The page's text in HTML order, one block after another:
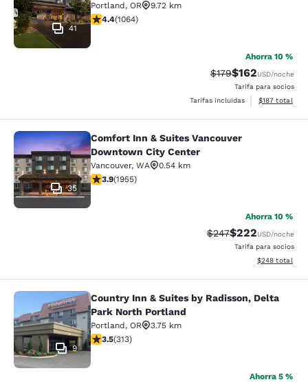
41
Portland, OR
9.72 km
calificación de 4.38 estrellas. Excelente. 1064 reseñas
4.4(1064)
Ahorra 10 %
Precio tachado:
$179Precio con
$162USD/noche
Tarifa para socios
Tarifas incluidas
Ver detalles
$187 total
Comfort Inn & Suites Vancouver
35
Comfort Inn & Suites Vancouver
Downtown City Center
Vancouver, WA
0.54 km
calificación de 3.88 estrellas. Bueno. 1955 reseñas
3.9(1955)
Ahorra 10 %
Precio tachado:
$247Precio con
$222USD/noche
Tarifa para socios
Ver detalles
$248 total
Country Inn & Suites by Radisson,
9
Country Inn & Suites by Radisson, Delta
Park North Portland
Portland, OR
3.75 km
calificación de 3.46 estrellas. Bueno. 313 reseñas
3.5(313)
Ahorra 5 %